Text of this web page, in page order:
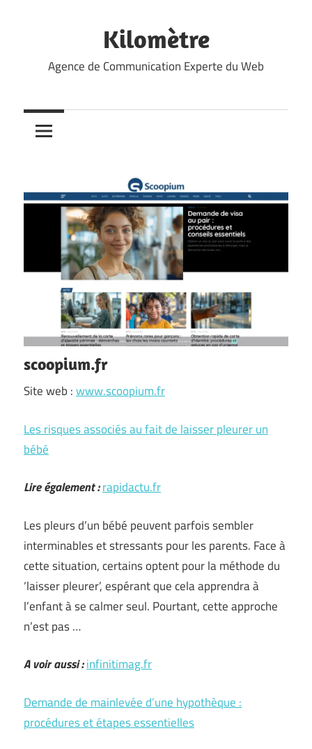
Kilomètre
Agence de Communication Experte du Web
scoopium.fr
Site web :www.scoopium.fr
Les risques associés au fait de laisser pleurer un
bébé
Lire également :rapidactu.fr
Les pleurs d’un bébé peuvent parfois sembler
interminables et stressants pour les parents. Face à
cette situation, certains optent pour la méthode du
‘laisser pleurer’, espérant que cela apprendra à
l’enfant à se calmer seul. Pourtant, cette approche
n’est pas …
A voir aussi :infinitimag.fr
Demande de mainlevée d’une hypothèque :
procédures et étapes essentielles